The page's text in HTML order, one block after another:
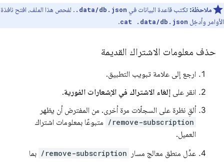
ملاحظة: تكتب قاعدة البيانات في .data/db.json . لفحص هذا الملف، افتح نافذة
الأوامر وأدخِل cat .data/db.json
.
حذف معلومات الاشتراك القديمة
ارجع إلى علامة تبويب التطبيق.
انقر على إلغاء الاشتراك في الإشعارات الفورية.
ألقِ نظرة على السجلّات مرة أخرى. من المفترض أن يظهر
/remove-subscription متبوعًا بمعلومات اشتراك
العميل.
عدِّل منطق معالج مسار
/remove-subscription بما